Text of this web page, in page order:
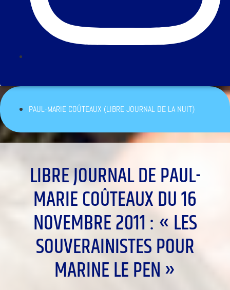
PAUL-MARIE COÛTEAUX (LIBRE JOURNAL DE LA NUIT)
LIBRE JOURNAL DE PAUL-
MARIE COÛTEAUX DU 16
NOVEMBRE 2011 : « LES
SOUVERAINISTES POUR
MARINE LE PEN »